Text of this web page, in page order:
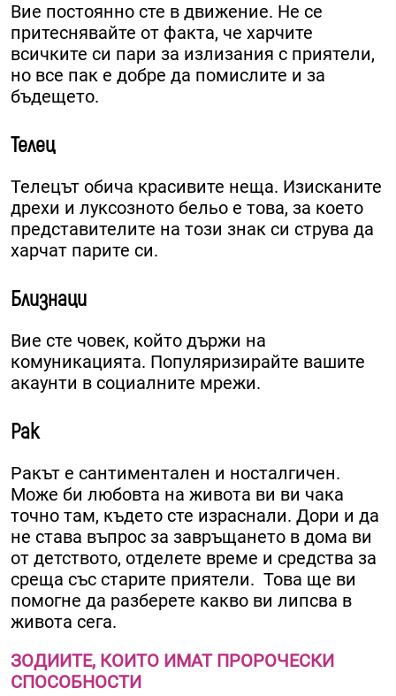
Вие постоянно сте в движение. Не се
притеснявайте от факта, че харчите
всичките си пари за излизания с приятели,
но все пак е добре да помислите и за
бъдещето.
Телец
Телецът обича красивите неща. Изисканите
дрехи и луксозното бельо е това, за което
представителите на този знак си струва да
харчат парите си.
Близнаци
Вие сте човек, който държи на
комуникацията. Популяризирайте вашите
акаунти в социалните мрежи.
Рак
Ракът е сантиментален и носталгичен.
Може би любовта на живота ви ви чака
точно там, където сте израснали. Дори и да
не става въпрос за завръщането в дома ви
от детството, отделете време и средства за
среща със старите приятели. Това ще ви
помогне да разберете какво ви липсва в
живота сега.
ЗОДИИТЕ, КОИТО ИМАТ ПРОРОЧЕСКИ
СПОСОБНОСТИ